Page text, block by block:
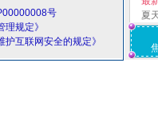
号
规定》
互联网安全的规定》
夏